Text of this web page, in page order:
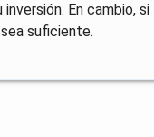
En cambio,
suficiente.